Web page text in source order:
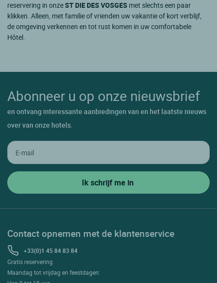
reservering in onzeST DIE DES VOSGES met slechts een paar
klikken. Alleen, met familie of vrienden uw vakantie of kort verblijf,
de omgeving verkennen en tot rust komen in uw comfortabele
Hôtel.
Abonneer u op onze nieuwsbrief
en ontvang interessante aanbiedingen van en het laatste nieuws
over van onze hotels.
Contact opnemen met de klantenservice
+33(0)1 45 84 83 84
Gratis reservering
Maandag tot vrijdag en feestdagen: